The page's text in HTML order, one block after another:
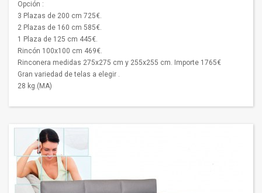
Opción :
3 Plazas de 200 cm 725€.
2 Plazas de 160 cm 585€.
1 Plaza de 125 cm 445€.
Rincón 100x100 cm 469€.
Rinconera medidas 275x275 cm y 255x255 cm. Importe 1765€
Gran variedad de telas a elegir .
28 kg.(MA)